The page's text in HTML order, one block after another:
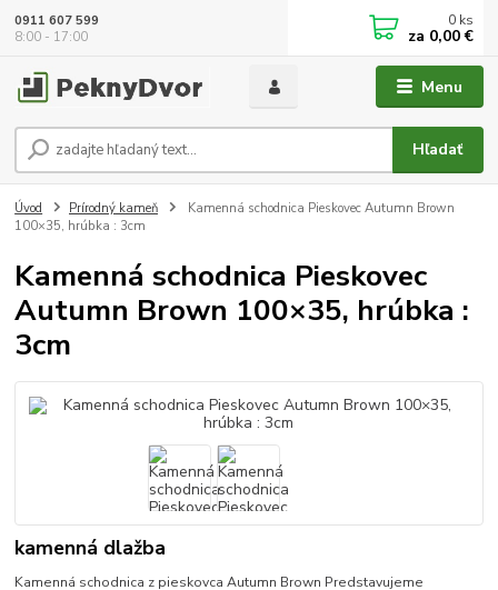
Menu
Hľadať
0911 607 599
8:00 - 17:00
0 ks
za 0,00 €
Úvod Prírodný kameň
Kamenná schodnica Pieskovec Autumn Brown
100×35, hrúbka : 3cm
Kamenná schodnica Pieskovec
Autumn Brown 100×35, hrúbka :
3cm
kamenná dlažba
Kamenná schodnica z pieskovca Autumn Brown Predstavujeme